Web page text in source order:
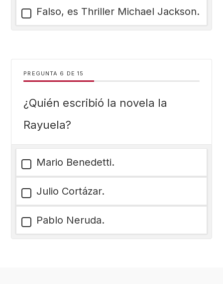
Falso, es Thriller Michael Jackson.
PREGUNTA DE 15
¿Quién escribió la novela la
Rayuela?
Mario Benedetti.
Julio Cortázar.
Pablo Neruda.